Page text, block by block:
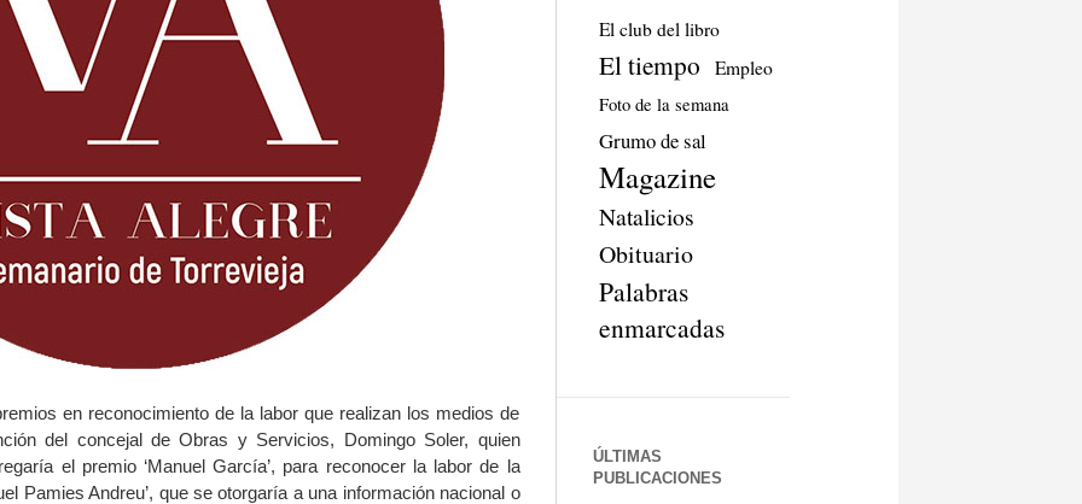
en reconocimiento de la labor que realizan los medios de
del concejal de Obras y Servicios, Domingo Soler, quien
el premio ‘Manuel García’, para reconocer la labor de la
Pamies Andreu’, que se otorgaría a una información nacional o
El club del libro
El tiempo Empleo
Foto de la semana
Grumo de sal
Magazine
Natalicios
Obituario
Palabras
enmarcadas
ÚLTIMAS
PUBLICACIONES